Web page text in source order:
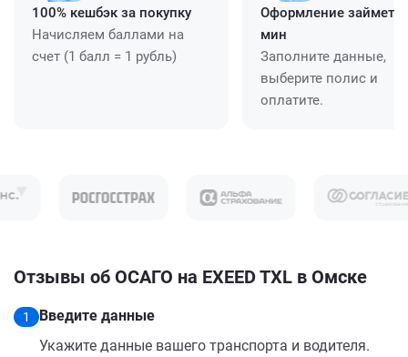
100% кешбэк за покупку
Начисляем баллами на
счет (1 балл = 1 рубль)
Оформление займет
мин
Заполните данные,
выберите полис и
оплатите.
Отзывы об ОСАГО на EXEED TXL в Омске
1
Введите данные
Укажите данные вашего транспорта и водителя.